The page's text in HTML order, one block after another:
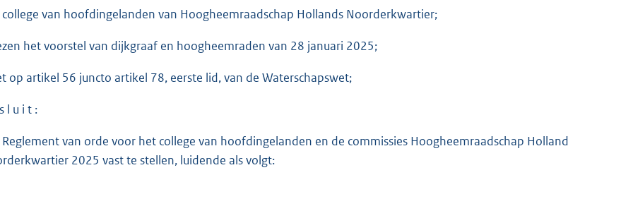
van hoofdingelanden van Hoogheemraadschap Hollands Noorderkwartier;
het voorstel van dijkgraaf en hoogheemraden van 28 januari 2025;
op artikel 56 juncto artikel 78, eerste lid, van de Waterschapswet;
l u i t :
van orde voor het college van hoofdingelanden en de commissies Hoogheemraadschap Holland
2025 vast te stellen, luidende als volgt: